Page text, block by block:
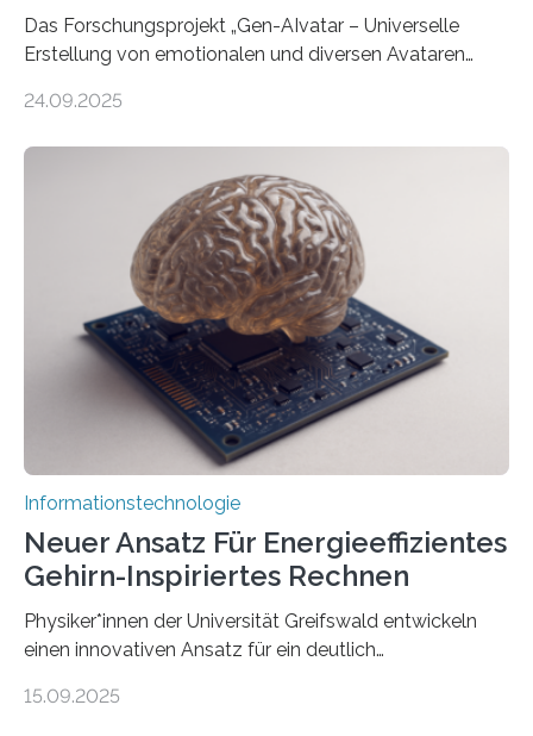
Das Forschungsprojekt „Gen-AIvatar – Universelle
Erstellung von emotionalen und diversen Avataren
Förderung in Höhe von rund 2 Millionen Euro. Dabei
der Universität Bonn und der TH Köln gemeinsam mit
der MindPort GmbH eine neuartige, KI-gestützte
Lösung zur Erzeugung von Emotionen für realistische
Avatare. Gen-AIvatar entwickelt innovative und
kosteneffiziente Methoden, um lebensechte Avatare zu
erstellen. „Besonders wichtig ist uns eine ganzheitliche
Animation, bei der Stimme, Körperbewegung, Gestik
und Mimik im Einklang sind…
24.09.2025
Informationstechnologie
Neuer Ansatz Für Energieeffizientes
Gehirn-Inspiriertes Rechnen
Physiker*innen der Universität Greifswald entwickeln
einen innovativen Ansatz für ein deutlich
Lösungsweg ist inspiriert vom menschlichen Gehirn. Die
15.09.2025